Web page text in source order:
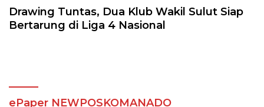
Drawing Tuntas, Dua Klub Wakil Sulut Siap
Bertarung di Liga 4 Nasional
ePaper NEWPOSKOMANADO